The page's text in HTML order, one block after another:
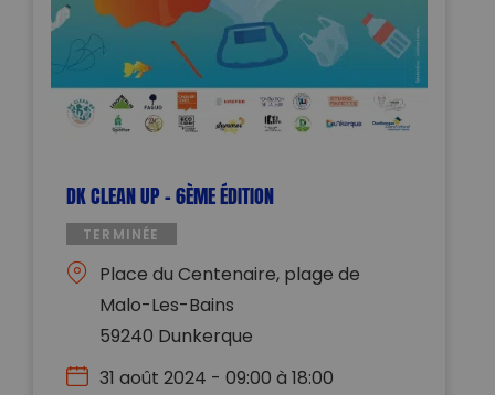
DK CLEAN UP – 6ÈME ÉDITION
TERMINÉE
Place du Centenaire, plage de
Malo-Les-Bains
59240 Dunkerque
31 août 2024 - 09:00 à 18:00